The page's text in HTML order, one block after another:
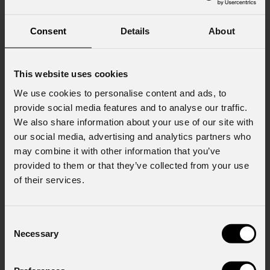
Consent Details About
This website uses cookies
We use cookies to personalise content and ads, to
provide social media features and to analyse our traffic.
We also share information about your use of our site with
our social media, advertising and analytics partners who
may combine it with other information that you’ve
provided to them or that they’ve collected from your use
of their services.
Selection
Necessary
Consenso al marketing
ricevere informazioni commerciali e iniziative di
marketing.
Consenso al trattamento dei dati
personali
Ho letto l'informativa ai sensi dell'art. 13 del
GDPR; acconsento al trattamento ai sensi
dell'art. 6 del GDPR (Privacy Policy). *